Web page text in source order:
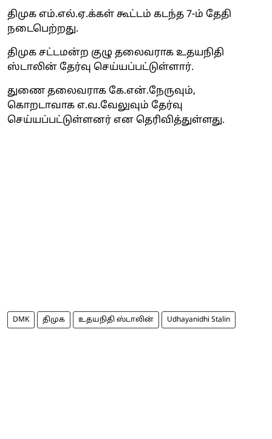
திமுக எம்.எல்.ஏ.க்கள் கூட்டம் கடந்த 7-ம் தேதி
நடைபெற்றது.
திமுக சட்டமன்ற குழு தலைவராக உதயநிதி
ஸ்டாலின் தேர்வு செய்யப்பட்டுள்ளார்.
துணை தலைவராக கே.என்.நேருவும்,
கொறடாவாக எ.வ.வேலுவும் தேர்வு
செய்யப்பட்டுள்ளனர் என தெரிவித்துள்ளது.
DMK திமுக உதயநிதி ஸ்டாலின் Udhayanidhi Stalin